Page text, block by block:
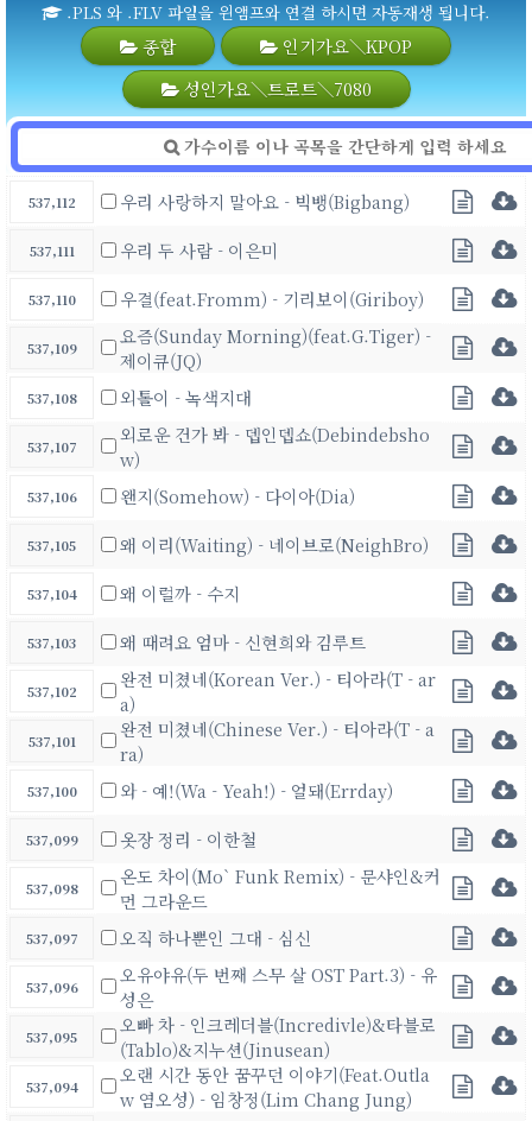
.PLS 와 .FLV 파일을 윈앰프와 연결 하시면 자동재생 됩니다.
종합
인기가요＼KPOP
성인가요＼트로트＼7080
537,112 우리 사랑하지 말아요 - 빅뱅(Bigbang)
537,111 우리 두 사람 - 이은미
537,110 우결(feat.Fromm) - 기리보이(Giriboy)
537,109
요즘(Sunday Morning)(feat.G.Tiger) -
제이큐(JQ)
537,108 외톨이 - 녹색지대
537,107
외로운 건가 봐 - 뎁인뎁쇼(Debindebsho
w)
537,106 왠지(Somehow) - 다이아(Dia)
537,105 왜 이리(Waiting) - 네이브로(NeighBro)
537,104 왜 이럴까 - 수지
537,103 왜 때려요 엄마 - 신현희와 김루트
537,102
완전 미쳤네(Korean Ver.) - 티아라(T - ar
a)
537,101
완전 미쳤네(Chinese Ver.) - 티아라(T - a
ra)
537,100 와 - 예!(Wa - Yeah!) - 얼돼(Errday)
537,099 옷장 정리 - 이한철
537,098
온도 차이(Mo` Funk Remix) - 문샤인&커
먼 그라운드
537,097 오직 하나뿐인 그대 - 심신
537,096
오유야유(두 번째 스무 살 OST Part.3) - 유
성은
537,095
오빠 차 - 인크레더블(Incredivle)&타블로
(Tablo)&지누션(Jinusean)
537,094
오랜 시간 동안 꿈꾸던 이야기(Feat.Outla
w 염오성) - 임창정(Lim Chang Jung)